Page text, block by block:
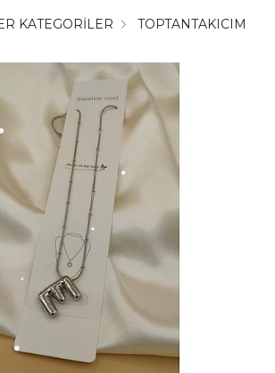
KATEGORİLER TOPTANTAKICIM